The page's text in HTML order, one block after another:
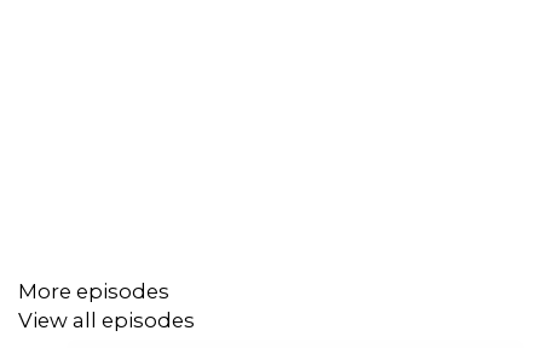
personnes, comme Jade de Marsilly ou
Eloïse Vanryssel et Stéphanie Merhand qui souffrent de
More episodes
View all episodes